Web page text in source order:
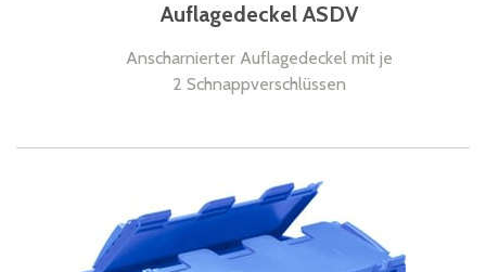
Auflagedeckel ASDV
Anscharnierter Auflagedeckel mit je
2 Schnappverschlüssen